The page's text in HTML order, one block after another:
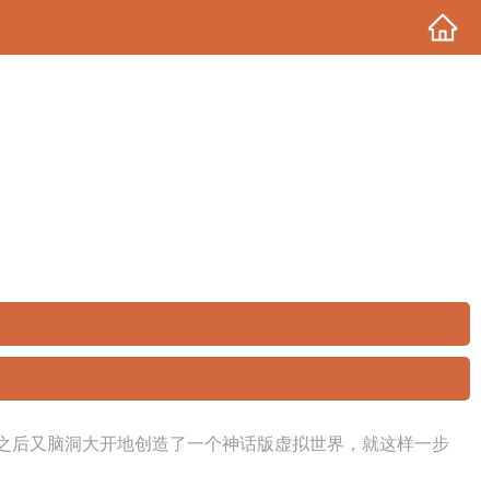
又脑洞大开地创造了一个神话版虚拟世界，就这样一步